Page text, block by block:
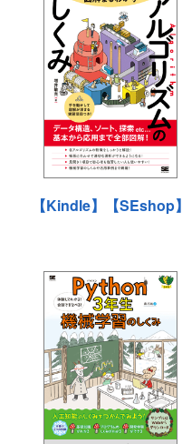
【Kindle】 【SEshop】